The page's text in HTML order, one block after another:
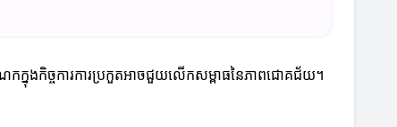
កក្នុងកិច្ចការការប្រកួតអាចជួយលើកសម្ពាធនៃភាពជោគជ័យ។